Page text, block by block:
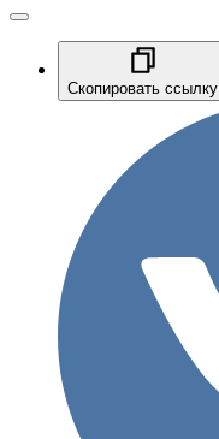
Скопировать ссылку